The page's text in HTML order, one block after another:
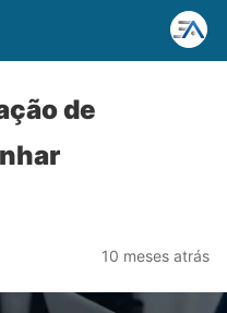
de
10 meses atrás